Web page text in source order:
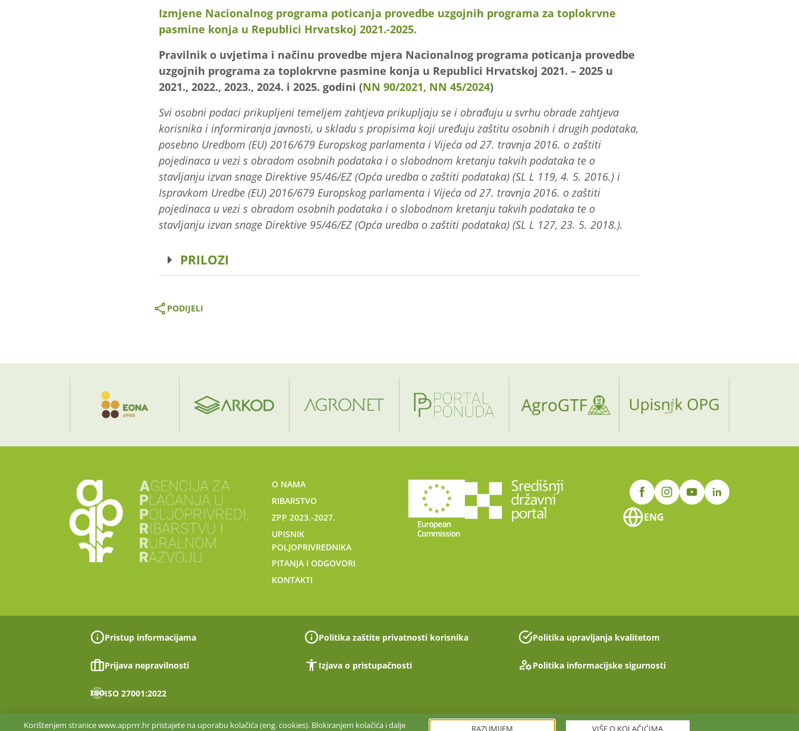
Izmjene Nacionalnog programa poticanja provedbe uzgojnih programa za toplokrvne
pasmine konja u Republici Hrvatskoj 2021.-2025.
Pravilnik o uvjetima i načinu provedbe mjera Nacionalnog programa poticanja provedbe
uzgojnih programa za toplokrvne pasmine konja u Republici Hrvatskoj 2021. – 2025 u
2021., 2022., 2023., 2024. i 2025. godini (NN 90/2021, NN 45/2024)
Svi osobni podaci prikupljeni temeljem zahtjeva prikupljaju se i obrađuju u svrhu obrade zahtjeva
korisnika i informiranja javnosti, u skladu s propisima koji uređuju zaštitu osobnih i drugih podataka,
posebno Uredbom (EU) 2016/679 Europskog parlamenta i Vijeća od 27. travnja 2016. o zaštiti
pojedinaca u vezi s obradom osobnih podataka i o slobodnom kretanju takvih podataka te o
stavljanju izvan snage Direktive 95/46/EZ (Opća uredba o zaštiti podataka) (SL L 119, 4. 5. 2016.) i
Ispravkom Uredbe (EU) 2016/679 Europskog parlamenta i Vijeća od 27. travnja 2016. o zaštiti
pojedinaca u vezi s obradom osobnih podataka i o slobodnom kretanju takvih podataka te o
stavljanju izvan snage Direktive 95/46/EZ (Opća uredba o zaštiti podataka) (SL L 127, 23. 5. 2018.).
PRILOZI
PODIJELI
O NAMA
RIBARSTVO
ZPP 2023.-2027.
UPISNIK
POLJOPRIVREDNIKA
PITANJA I ODGOVORI
KONTAKTI
ENG
Pristup informacijama Politika zaštite privatnosti korisnika Politika upravljanja kvalitetom
Prijava nepravilnosti Izjava o pristupačnosti Politika informacijske sigurnosti
ISO 27001:2022
Korištenjem stranice www.apprrr.hr pristajete na uporabu kolačića (eng. cookies). Blokiranjem kolačića i dalje RAZUMIJEM VIŠE O KOLAČIĆIMA